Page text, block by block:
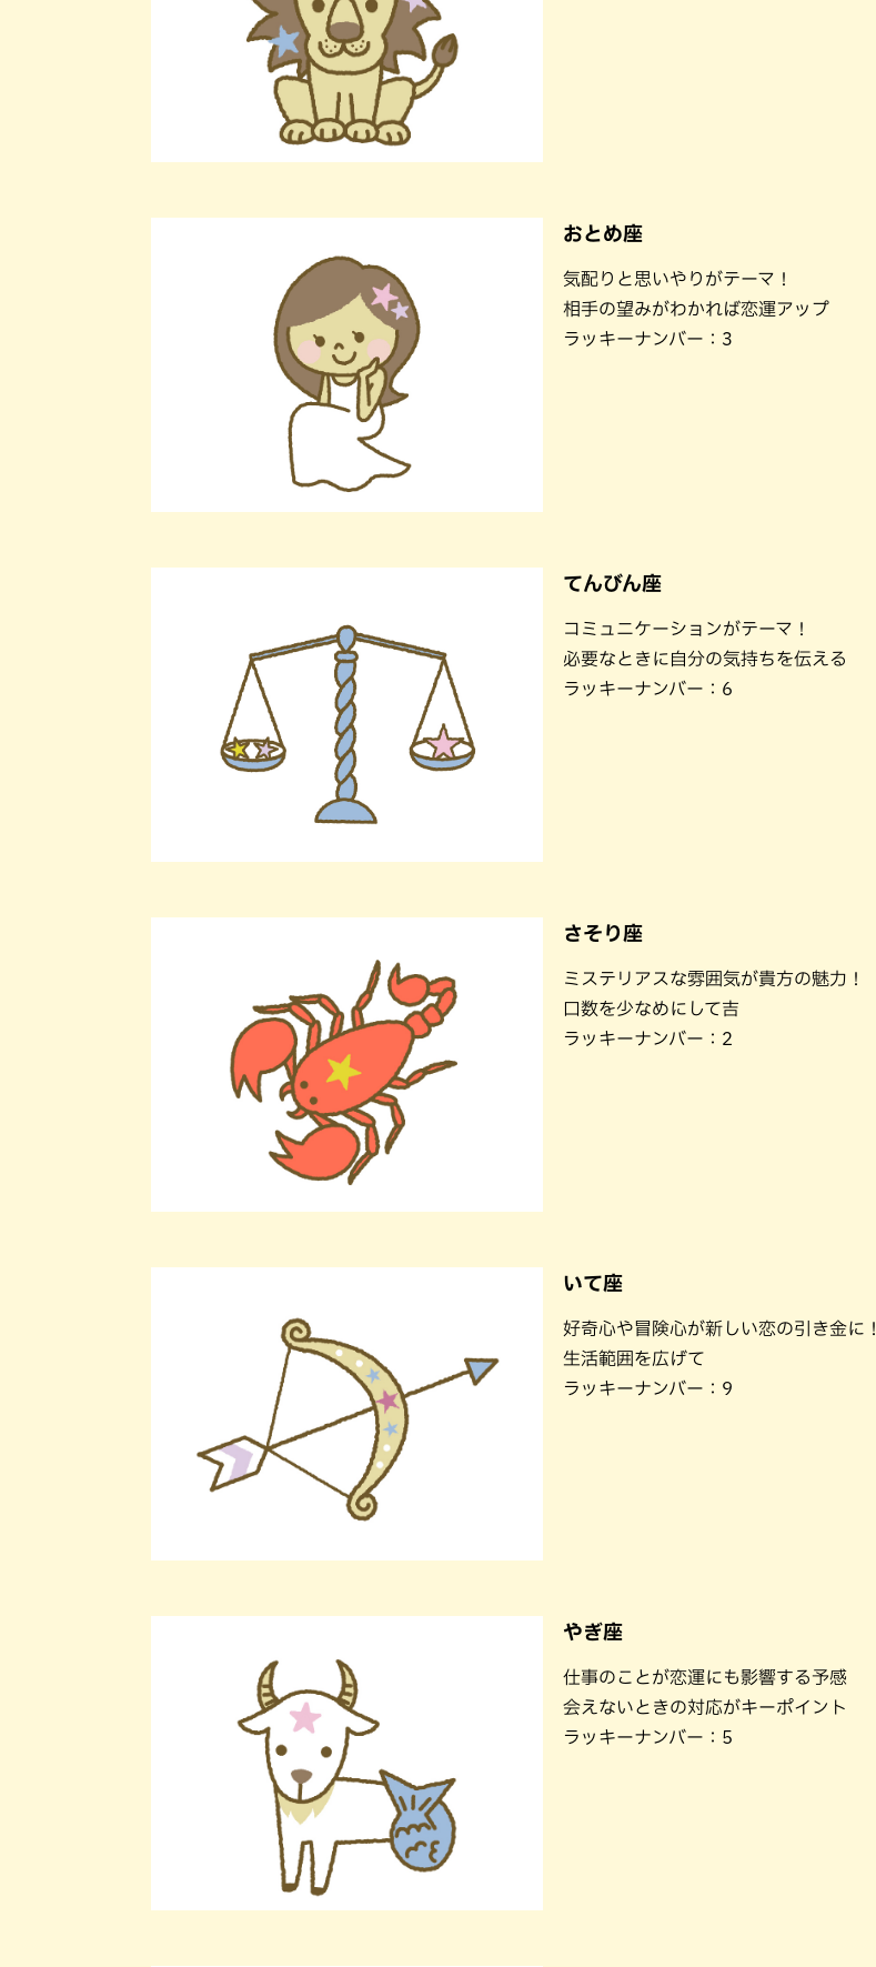
おとめ座
気配りと思いやりがテーマ！
相手の望みがわかれば恋運アップ
ラッキーナンバー：3
てんびん座
コミュニケーションがテーマ！
必要なときに自分の気持ちを伝える
ラッキーナンバー：6
さそり座
ミステリアスな雰囲気が貴方の魅力！
口数を少なめにして吉
ラッキーナンバー：2
いて座
好奇心や冒険心が新しい恋の引き金に！
生活範囲を広げて
ラッキーナンバー：9
やぎ座
仕事のことが恋運にも影響する予感
会えないときの対応がキーポイント
ラッキーナンバー：5